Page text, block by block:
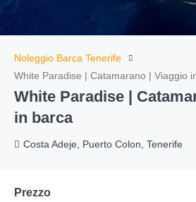
Noleggio Barca Tenerife
White Paradise | Catamarano | Viaggio
White Paradise |
in barca
Costa Adeje, Puerto Colon, Tenerife
Prezzo